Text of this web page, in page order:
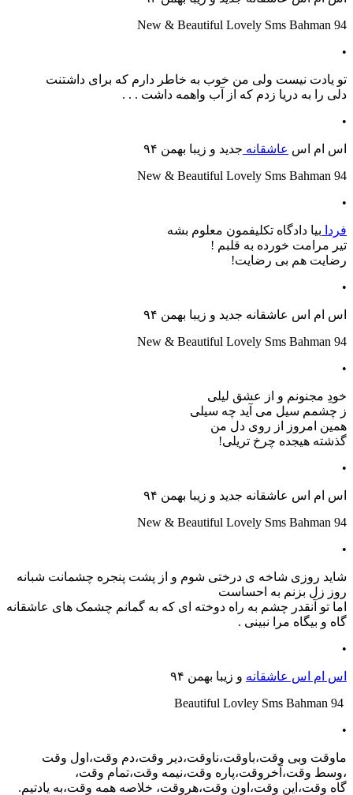
New & Beautiful Lovely Sms Bahman 94
•
تو یادت نیست ولی من خوب به خاطر دارم که برای داشتنت
دلی را به دریا زدم که از آب واهمه داشت . . .
•
اس ام اس عاشقانه جدید و زیبا بهمن ۹۴
New & Beautiful Lovely Sms Bahman 94
•
فردا بیا دادگاه تکلیفمون معلوم بشه
تیر مرامت خورده به قلبم !
رضایت هم بی رضایت!
•
اس ام اس عاشقانه جدید و زیبا بهمن ۹۴
New & Beautiful Lovely Sms Bahman 94
•
خودِ مجنونم و از عشق لیلی
ز چشمم سیل می آید چه سیلی
همین امروز از روی دل من
گذشته هیجده چرخ تریلی!
•
اس ام اس عاشقانه جدید و زیبا بهمن ۹۴
New & Beautiful Lovely Sms Bahman 94
•
شاید روزی شاخه ی درختی شوم و از پشت پنجره چشمانت شبانه
روز زل بزنم به احساست
اما تو آنقدر چشم به راه دوخته ای که به گمانم چشمک های عاشقانه
گاه و بیگاه مرا نبینی .
•
اس ام اس عاشقانه و زیبا بهمن ۹۴
•
ماوقت وبی وقت،باوقت،ناوقت،دیر وقت،دم وقت،اول وقت
،وسط وقت،آخروقت،پاره وقت،نیمه وقت،تمام وقت،
گاه وقت،این وقت،اون وقت،هروقت، خلاصه همه وقت،به یادتیم.